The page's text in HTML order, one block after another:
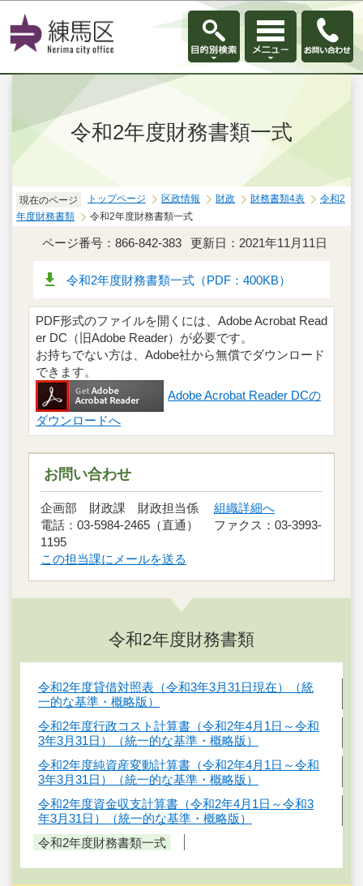
このページの本文へ移動
令和2年度財務書類一式
現在のページ トップページ 区政情報 財政 財務書類4表
令和2
年度財務書類
令和2年度財務書類一式
ページ番号：866-842-383 更新日：2021年11月11日
令和2年度財務書類一式（PDF：400KB）
PDF形式のファイルを開くには、Adobe Acrobat Read
er DC（旧Adobe Reader）が必要です。
お持ちでない方は、Adobe社から無償でダウンロード
できます。
Adobe Acrobat Reader DCの
ダウンロードへ
お問い合わせ
企画部 財政課 財政担当係 組織詳細へ
電話：03-5984-2465（直通） ファクス：03-3993-
1195
この担当課にメールを送る
令和2年度財務書類
令和2年度貸借対照表（令和3年3月31日現在）（統
一的な基準・概略版）
令和2年度行政コスト計算書（令和2年4月1日～令和
3年3月31日）（統一的な基準・概略版）
令和2年度純資産変動計算書（令和2年4月1日～令和
3年3月31日）（統一的な基準・概略版）
令和2年度資金収支計算書（令和2年4月1日～令和3
年3月31日）（統一的な基準・概略版）
令和2年度財務書類一式